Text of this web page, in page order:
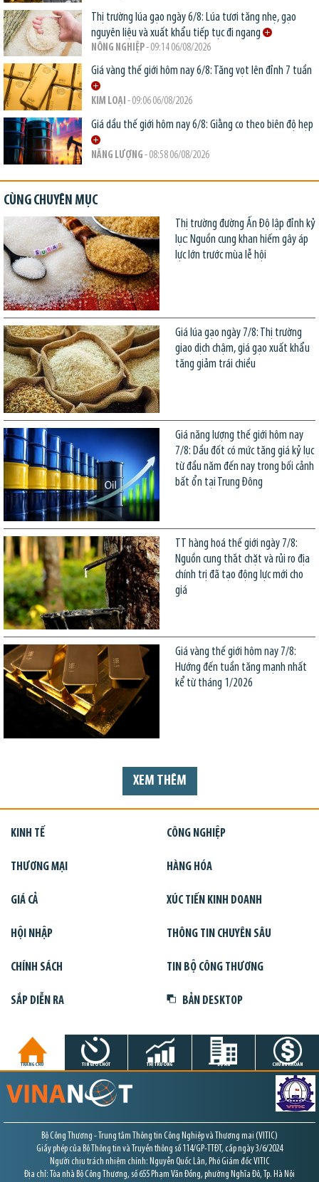
Thị trường lúa gạo ngày 6/8: Lúa tươi tăng nhẹ, gạo
nguyên liệu và xuất khẩu tiếp tục đi ngang
NÔNG NGHIỆP- 09:14 06/08/2026
Giá vàng thế giới hôm nay 6/8: Tăng vọt lên đỉnh 7 tuần
KIM LOẠI - 09:06 06/08/2026
Giá dầu thế giới hôm nay 6/8: Giằng co theo biên độ hẹp
NĂNG LƯỢNG - 08:58 06/08/2026
CÙNG CHUYÊN MỤC
Thị trường đường Ấn Độ lập đỉnh kỷ
lục: Nguồn cung khan hiếm gây áp
lực lớn trước mùa lễ hội
Giá lúa gạo ngày 7/8: Thị trường
giao dịch chậm, giá gạo xuất khẩu
tăng giảm trái chiều
Giá năng lượng thế giới hôm nay
7/8: Dầu đốt có mức tăng giá kỷ lục
từ đầu năm đến nay trong bối cảnh
bất ổn tại Trung Đông
TT hàng hoá thế giới ngày 7/8:
Nguồn cung thắt chặt và rủi ro địa
chính trị đã tạo động lực mới cho
giá
Giá vàng thế giới hôm nay 7/8:
Hướng đến tuần tăng mạnh nhất
kể từ tháng 1/2026
XEM THÊM
KINH TẾ CÔNG NGHIỆP
THƯƠNG MẠI HÀNG HÓA
GIÁ CẢ XÚC TIẾN KINH DOANH
HỘI NHẬP THÔNG TIN CHUYÊN SÂU
CHÍNH SÁCH TIN BỘ CÔNG THƯƠNG
SẮP DIỄN RA BẢN DESKTOP
TRANG CHỦ TIN GIỜ CHÓT THỊ TRƯỜNG DỰ ÁN CHỨNG KHOÁN
Bộ Công Thương - Trung tâm Thông tin Công Nghiệp và Thương mại (VITIC)
Giấy phép của Bộ Thông tin và Truyền thông số 114/GP-TTĐT, cấp ngày 3/6/2024
Người chịu trách nhiệm chính: Nguyễn Quốc Lân, Phó Giám đốc VITIC
Địa chỉ: Tòa nhà Bộ Công Thương, số 655 Phạm Văn Đồng, phường Nghĩa Đô, Tp. Hà Nội